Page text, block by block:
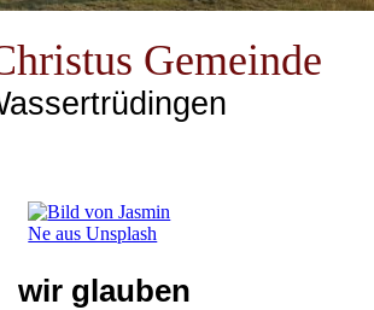
Gemeinde
wir glauben